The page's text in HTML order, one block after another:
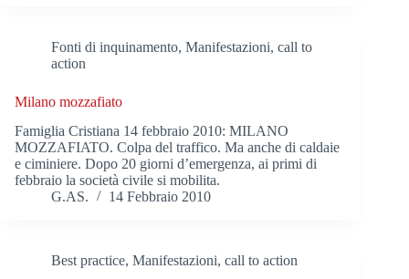
Fonti di inquinamento, Manifestazioni, call to
action
Milano mozzafiato
Famiglia Cristiana 14 febbraio 2010: MILANO
MOZZAFIATO. Colpa del traffico. Ma anche di caldaie
e ciminiere. Dopo 20 giorni d’emergenza, ai primi di
febbraio la società civile si mobilita.
G.AS.
14 Febbraio 2010
Best practice, Manifestazioni, call to action